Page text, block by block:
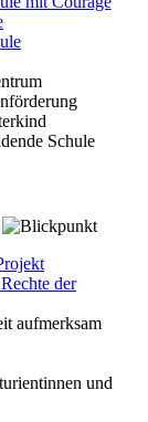
der
aufmerksam
und